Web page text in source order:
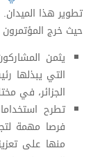
تطوير هذا الميدان.
حيث خرج المؤتمرون
يثمن
التي يبذلها
الجزائر، في
تطرح
فرصا مهمة
منها على